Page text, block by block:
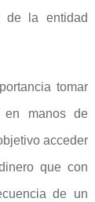
de la entidad
tomar
en manos de
acceder
que con
de un